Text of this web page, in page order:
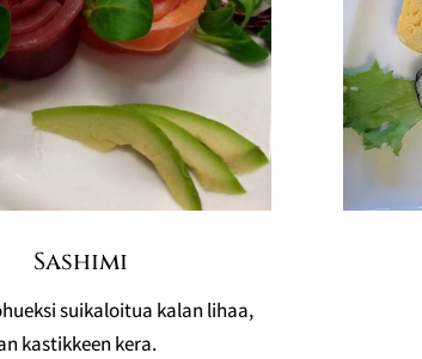
Sashimi
suikaloitua kalan lihaa,
kastikkeen kera.